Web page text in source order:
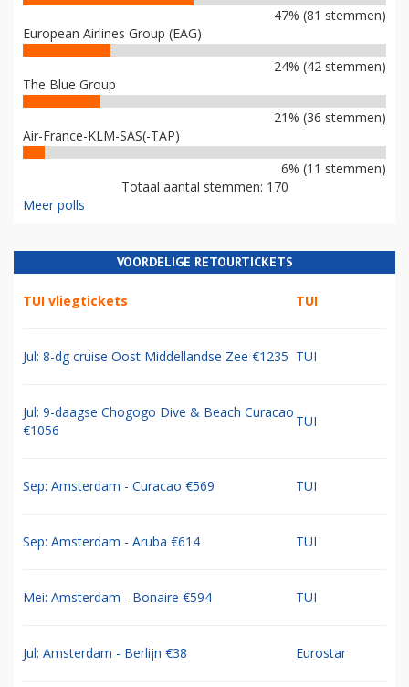
47% (81 stemmen)
European Airlines Group (EAG)
24% (42 stemmen)
The Blue Group
21% (36 stemmen)
Air-France-KLM-SAS(-TAP)
6% (11 stemmen)
Totaal aantal stemmen: 170
Meer polls
VOORDELIGE RETOURTICKETS
TUI vliegtickets TUI
Jul: 8-dg cruise Oost Middellandse Zee €1235 TUI
Jul: 9-daagse Chogogo Dive & Beach Curacao
€1056
TUI
Sep: Amsterdam - Curacao €569 TUI
Sep: Amsterdam - Aruba €614 TUI
Mei: Amsterdam - Bonaire €594 TUI
Jul: Amsterdam - Berlijn €38 Eurostar